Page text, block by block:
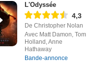
L'Odyssée
4,3
De Christopher Nolan
Avec Matt Damon, Tom
Holland, Anne
Hathaway
Bande-annonce